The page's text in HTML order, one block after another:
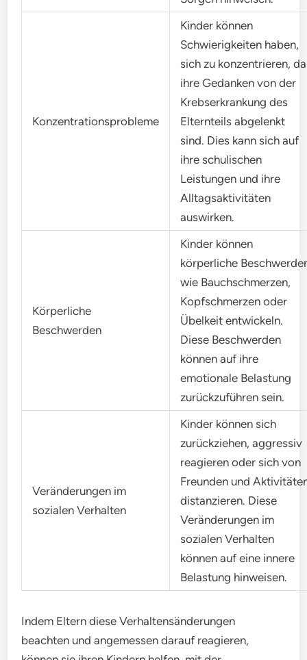
Konzentrationsprobleme
Kinder können
Schwierigkeiten haben,
sich zu konzentrieren, da
ihre Gedanken von der
Krebserkrankung des
Elternteils abgelenkt
sind. Dies kann sich auf
ihre schulischen
Leistungen und ihre
Alltagsaktivitäten
auswirken.
Körperliche
Beschwerden
Kinder können
körperliche
wie Bauchschmerzen,
Kopfschmerzen oder
Übelkeit entwickeln.
Diese Beschwerden
können auf ihre
emotionale Belastung
zurückzuführen sein.
Veränderungen im
sozialen Verhalten
Kinder können sich
zurückziehen, aggressiv
reagieren oder sich von
Freunden und
distanzieren. Diese
Veränderungen im
sozialen Verhalten
können auf eine innere
Belastung hinweisen.
Indem Eltern diese Verhaltensänderungen
beachten und angemessen darauf reagieren,